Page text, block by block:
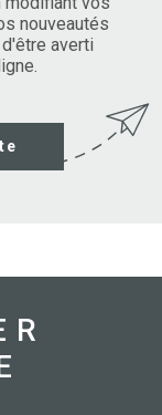
NOS
VENDUS
nouveautés
averti
CRITÈRES